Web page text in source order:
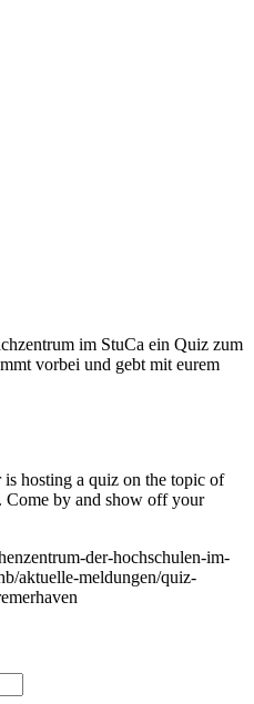
im StuCa ein Quiz zum
vorbei und gebt mit eurem
is hosting a quiz on the topic of
Come by and show off your
der-hochschulen-im-
aktuelle-meldungen/quiz-